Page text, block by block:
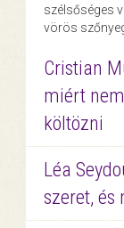
szélsőséges
vörös
Cristian
miért
költözni
Léa
szeret, és